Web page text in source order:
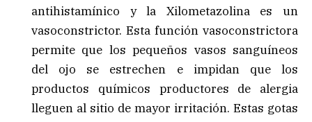
antihistamínico y la Xilometazolina es un
vasoconstrictor. Esta función vasoconstrictora
permite que los pequeños vasos sanguíneos
del ojo se estrechen e impidan que los
productos químicos productores de alergia
lleguen al sitio de mayor irritación. Estas gotas